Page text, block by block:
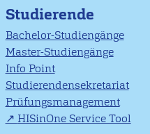
Studierende
Bachelor-Studiengänge
Master-Studiengänge
Info Point
Studierendensekretariat
Prüfungsmanagement
HISinOne Service Tool